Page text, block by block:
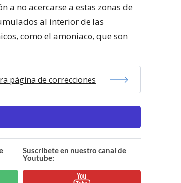
a no acercarse a estas zonas de
al interior de las
como el amoniaco, que son
página de correcciones
Suscríbete en nuestro canal de
Youtube: